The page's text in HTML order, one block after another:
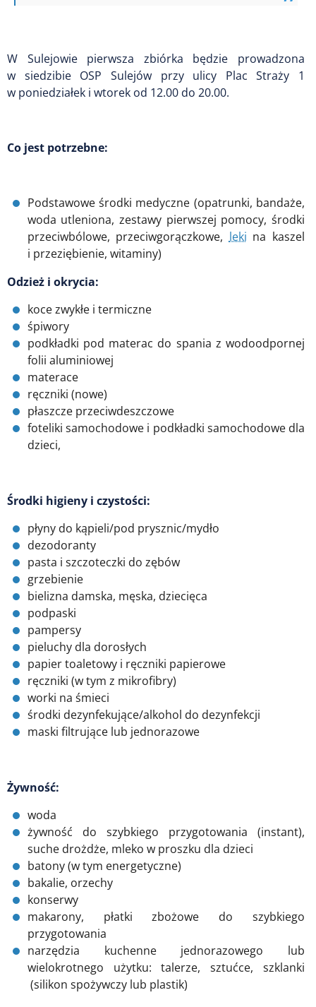
W Sulejowie pierwsza zbiórka będzie prowadzona
w siedzibie OSP Sulejów przy ulicy Plac Straży 1
w poniedziałek i wtorek od 12.00 do 20.00.
Co jest potrzebne:
Podstawowe środki medyczne (opatrunki, bandaże,
woda utleniona, zestawy pierwszej pomocy, środki
przeciwbólowe, przeciwgorączkowe, leki na kaszel
i przeziębienie, witaminy)
Odzież i okrycia:
koce zwykłe i termiczne
śpiwory
podkładki pod materac do spania z wodoodpornej
folii aluminiowej
materace
ręczniki (nowe)
płaszcze przeciwdeszczowe
foteliki samochodowe i podkładki samochodowe dla
dzieci,
Środki higieny i czystości:
płyny do kąpieli/pod prysznic/mydło
dezodoranty
pasta i szczoteczki do zębów
grzebienie
bielizna damska, męska, dziecięca
podpaski
pampersy
pieluchy dla dorosłych
papier toaletowy i ręczniki papierowe
ręczniki (w tym z mikrofibry)
worki na śmieci
środki dezynfekujące/alkohol do dezynfekcji
maski filtrujące lub jednorazowe
Żywność:
woda
żywność do szybkiego przygotowania (instant),
suche drożdże, mleko w proszku dla dzieci
batony (w tym energetyczne)
bakalie, orzechy
konserwy
makarony, płatki zbożowe do szybkiego
przygotowania
narzędzia kuchenne jednorazowego lub
wielokrotnego użytku: talerze, sztućce, szklanki
(silikon spożywczy lub plastik)